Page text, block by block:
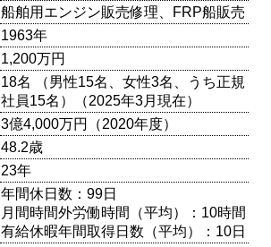
船舶用エンジン販売修理、FRP船販売
1963年
1,200万円
18名 （男性15名、女性3名、うち正規
社員15名）（2025年3月現在）
3億4,000万円（2020年度）
48.2歳
23年
年間休日数：99日
月間時間外労働時間（平均）：10時間
有給休暇年間取得日数（平均）：10日